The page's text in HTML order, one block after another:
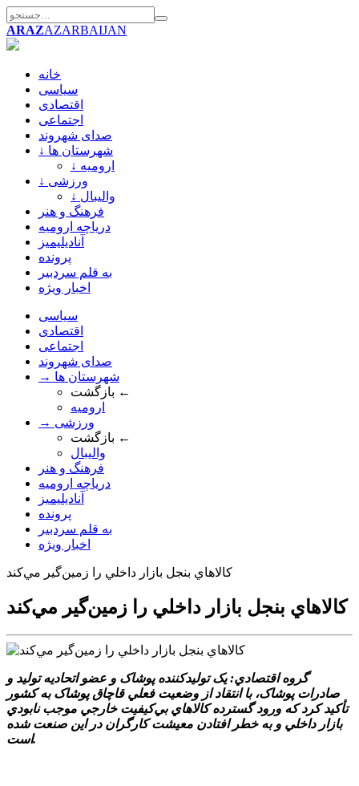
ARAZAZARBAIJAN
خانه
سیاسی
اقتصادی
اجتماعی
صدای شهروند
↓ شهرستان ها
↓ ارومیه
↓ ورزشی
↓ والیبال
فرهنگ و هنر
دریاچه ارومیه
آنادیلیمیز
پرونده
به قلم سردبیر
اخبار ویژه
سیاسی
اقتصادی
اجتماعی
صدای شهروند
→ شهرستان ها
بازگشت ←
ارومیه
→ ورزشی
بازگشت ←
والیبال
فرهنگ و هنر
دریاچه ارومیه
آنادیلیمیز
پرونده
به قلم سردبیر
اخبار ویژه
کالاهاي بنجل بازار داخلي را زمين‌گير مي‌کند
کالاهاي بنجل بازار داخلي را زمين‌گير مي‌کند
گروه اقتصادي: يک توليدکننده پوشاک و عضو اتحاديه توليد و
صادرات پوشاک، با انتقاد از وضعيت فعلي قاچاق پوشاک به کشور
تأکيد کرد که ورود گسترده کالاهاي بي‌کيفيت خارجي موجب نابودي
بازار داخلي و به خطر افتادن معيشت کارگران در اين صنعت شده
است.